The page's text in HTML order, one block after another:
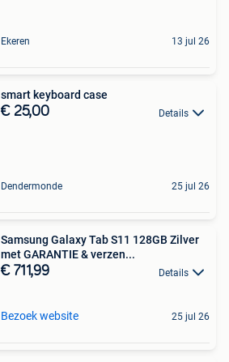
Ekeren 13 jul 26
smart keyboard case
€ 25,00 Details
Dendermonde 25 jul 26
Samsung Galaxy Tab S11 128GB Zilver
met GARANTIE & verzen...
€ 711,99 Details
Bezoek website 25 jul 26